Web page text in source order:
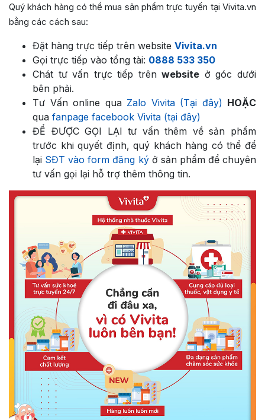
Quý khách hàng có thể mua sản phẩm trực tuyến tại Vivita.vn
bằng các cách sau:
Đặt hàng trực tiếp trên website Vivita.vn
Gọi trực tiếp vào tổng tài: 0888 533 350
Chát tư vấn trực tiếp trênwebsite ở góc dưới
bên phải.
Tư Vấn online quaZalo Vivita (Tại đây) HOẶC
qua fanpage facebook Vivita (tại đây)
ĐỂ ĐƯỢC GỌI LẠI tư vấn thêm về sản phẩm
trước khi quyết định, quý khách hàng có thể để
lại SĐT vào form đăng kýở sản phẩm để chuyên
tư vấn gọi lại hỗ trợ thêm thông tin.